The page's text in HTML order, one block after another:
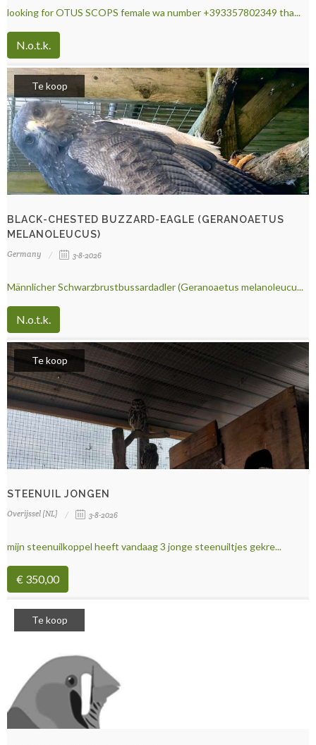
looking for OTUS SCOPS female wa number +393357802349 tha...
N.o.t.k.
Te koop
BLACK-CHESTED BUZZARD-EAGLE (GERANOAETUS
MELANOLEUCUS)
Germany 3-8-2026
Männlicher Schwarzbrustbussardadler (Geranoaetus melanoleucu...
N.o.t.k.
Te koop
STEENUIL JONGEN
Overijssel (NL) 3-8-2026
mijn steenuilkoppel heeft vandaag 3 jonge steenuiltjes gekre...
€ 350,00
Te koop